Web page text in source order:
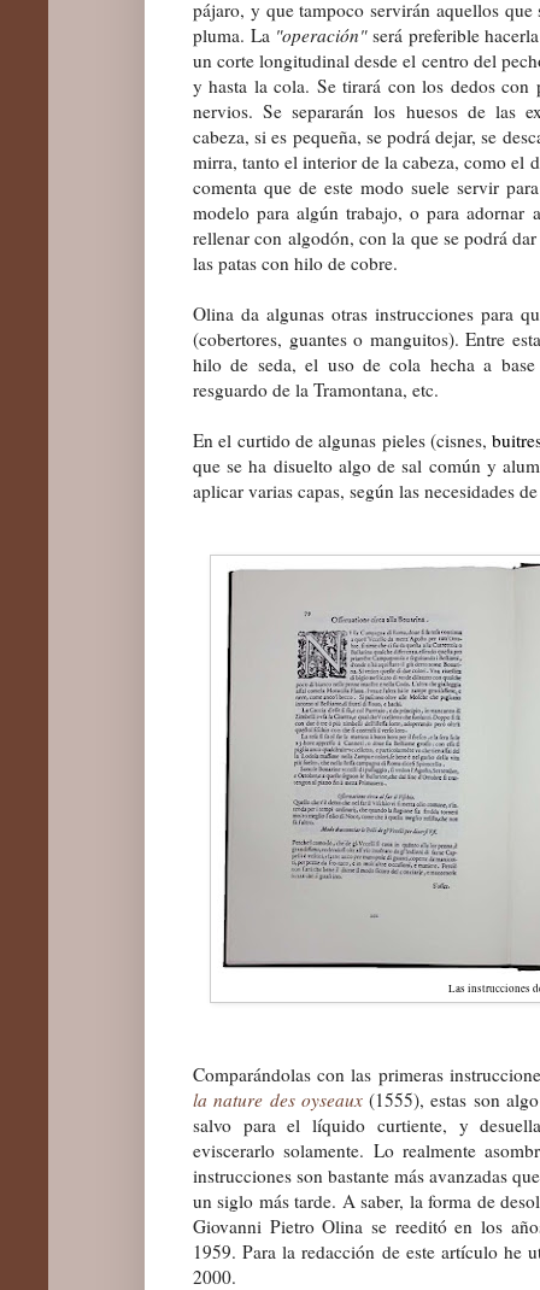
pájaro, y que tampoco servirán aquellos
pluma. La "operación"será preferible
un corte longitudinal desde el centro del
y hasta la cola. Se tirará con los dedos con
nervios. Se separarán los huesos de las
cabeza, si es pequeña, se podrá dejar, se
mirra, tanto el interior de la cabeza, como el
comenta que de este modo suele servir
modelo para algún trabajo, o para adornar
rellenar con algodón, con la que se podrá
las patas con hilo de cobre.
Olina da algunas otras instrucciones para
(cobertores, guantes o manguitos). Entre
hilo de seda, el uso de cola hecha a
resguardo de la Tramontana, etc.
En el curtido de algunas pieles (cisnes,
que se ha disuelto algo de sal común y
aplicar varias capas, según las necesidades
Las instrucciones
Comparándolas con las primeras
la nature des oyseaux (1555), estas son
salvo para el líquido curtiente, y
eviscerarlo solamente. Lo realmente
instrucciones son bastante más avanzadas
un siglo más tarde. A saber, la forma de
Giovanni Pietro Olina se reeditó en los
1959. Para la redacción de este artículo he
2000.